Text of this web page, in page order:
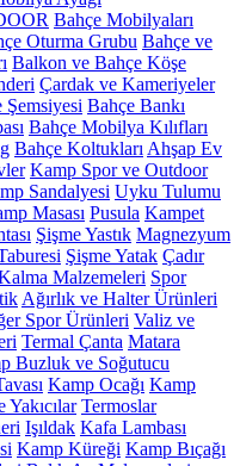
Bahçe Mobilyaları
Oturma Grubu Bahçe ve
Balkon ve Bahçe Köşe
Çardak ve Kameriyeler
Şemsiyesi Bahçe Bankı
Bahçe Mobilya Kılıfları
Bahçe Koltukları Ahşap Ev
Kamp Spor ve Outdoor
Sandalyesi Uyku Tulumu
Masası Pusula Kampet
Şişme Yastık Magnezyum
Şişme Yatak Çadır
Malzemeleri Spor
Ağırlık ve Halter Ürünleri
Spor Ürünleri Valiz ve
Termal Çanta Matara
Buzluk ve Soğutucu
Kamp Ocağı Kamp
Yakıcılar Termoslar
Işıldak Kafa Lambası
Kamp Küreği Kamp Bıçağı